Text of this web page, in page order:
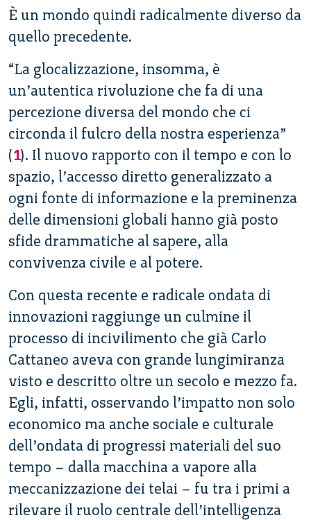
È un mondo quindi radicalmente diverso da
quello precedente.
“La glocalizzazione, insomma, è
un’autentica rivoluzione che fa di una
percezione diversa del mondo che ci
circonda il fulcro della nostra esperienza”
(1). Il nuovo rapporto con il tempo e con lo
spazio, l’accesso diretto generalizzato a
ogni fonte di informazione e la preminenza
delle dimensioni globali hanno già posto
sfide drammatiche al sapere, alla
convivenza civile e al potere.
Con questa recente e radicale ondata di
innovazioni raggiunge un culmine il
processo di incivilimento che già Carlo
Cattaneo aveva con grande lungimiranza
visto e descritto oltre un secolo e mezzo fa.
Egli, infatti, osservando l’impatto non solo
economico ma anche sociale e culturale
dell’ondata di progressi materiali del suo
tempo – dalla macchina a vapore alla
meccanizzazione dei telai – fu tra i primi a
rilevare il ruolo centrale dell’intelligenza